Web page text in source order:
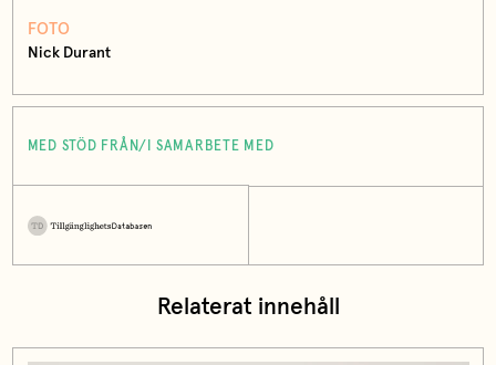
FOTO
Nick Durant
MED STÖD FRÅN/I SAMARBETE MED
Relaterat innehåll